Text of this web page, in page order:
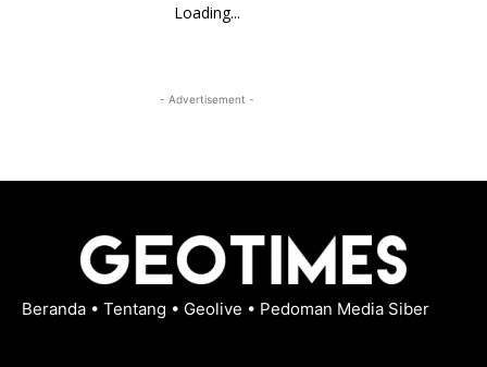
Loading...
- Advertisement -
Beranda • Tentang • Geolive • Pedoman Media Siber